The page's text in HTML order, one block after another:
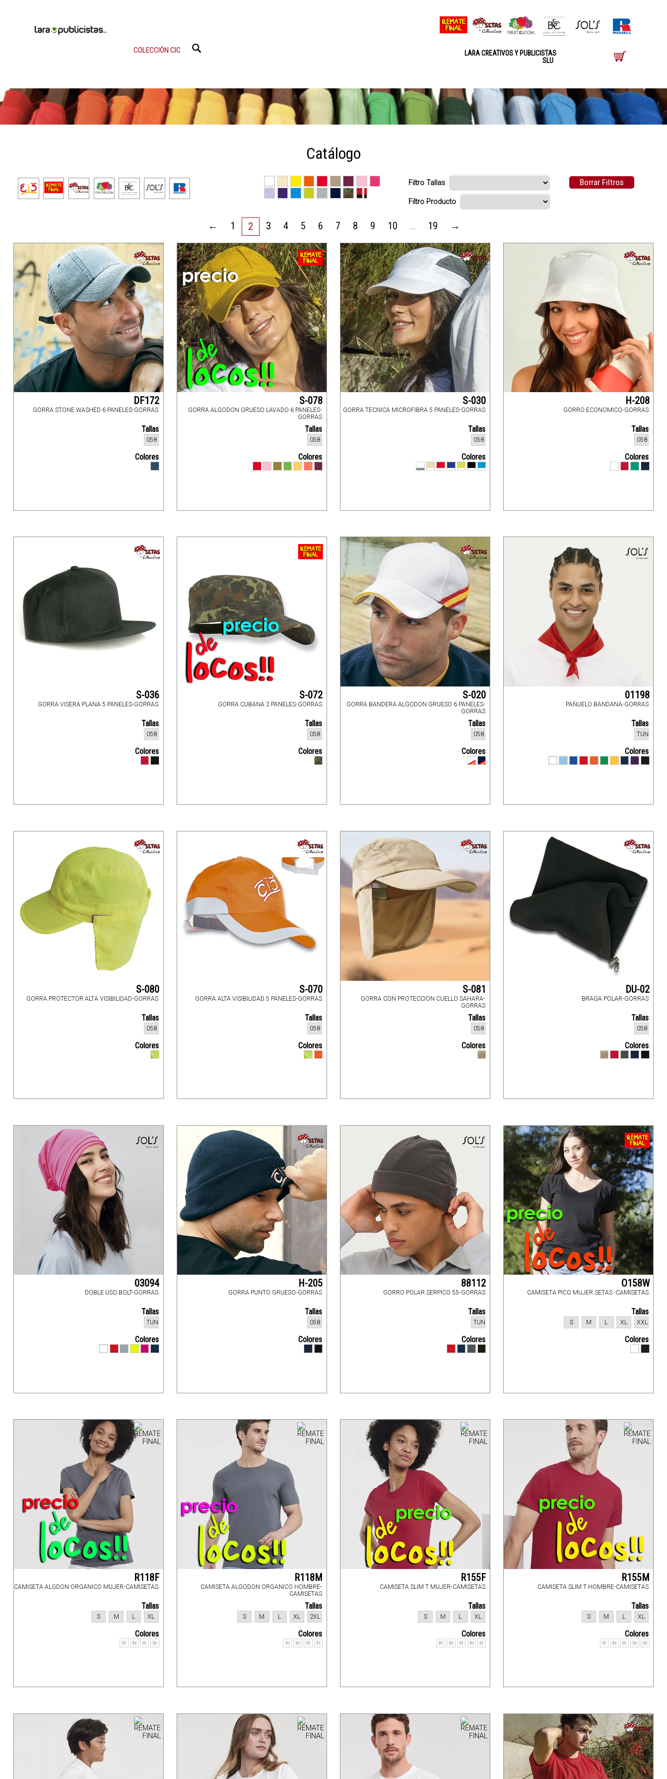
COLECCIÓN CIC
LARA CREATIVOS Y PUBLICISTAS
SLU
Catálogo
Filtro Tallas
Filtro Producto
Borrar Filtros
← 1 2 3 4 5 6 7 8 9 10 … 19 →
DF172
GORRA STONE WASHED 6 PANELES-GORRAS
Tallas
058
Colores
S-078
GORRA ALGODON GRUESO LAVADO 6 PANELES-
GORRAS
Tallas
058
Colores
S-030
GORRA TECNICA MICROFIBRA 5 PANELES-GORRAS
Tallas
058
Colores
H-208
GORRO ECONOMICO-GORRAS
Tallas
058
Colores
S-036
GORRA VISERA PLANA 5 PANELES-GORRAS
Tallas
058
Colores
S-072
GORRA CUBANA 2 PANELES-GORRAS
Tallas
058
Colores
S-020
GORRA BANDERA ALGODON GRUESO 6 PANELES-
GORRAS
Tallas
058
Colores
01198
PAÑUELO BANDANA-GORRAS
Tallas
TUN
Colores
S-080
GORRA PROTECTOR ALTA VISIBILIDAD-GORRAS
Tallas
058
Colores
S-070
GORRA ALTA VISIBILIDAD 5 PANELES-GORRAS
Tallas
058
Colores
S-081
GORRA CON PROTECCION CUELLO SAHARA-
GORRAS
Tallas
058
Colores
DU-02
BRAGA POLAR-GORRAS
Tallas
058
Colores
03094
DOBLE USO BOLT-GORRAS
Tallas
TUN
Colores
H-205
GORRA PUNTO GRUESO-GORRAS
Tallas
058
Colores
88112
GORRO POLAR SERPICO 55-GORRAS
Tallas
TUN
Colores
O158W
CAMISETA PICO MUJER SETAS -CAMISETAS
Tallas
XXL
XL
L
M
S
Colores
R118F
CAMISETA ALGDON ORGANICO MUJER-CAMISETAS
Tallas
XL
L
M
S
Colores
R118M
CAMISETA ALGODON ORGANICO HOMBRE-
CAMISETAS
Tallas
2XL
XL
L
M
S
Colores
R155F
CAMISETA SLIM T MUJER-CAMISETAS
Tallas
XL
L
M
S
Colores
R155M
CAMISETA SLIM T HOMBRE-CAMISETAS
Tallas
XL
L
M
S
Colores